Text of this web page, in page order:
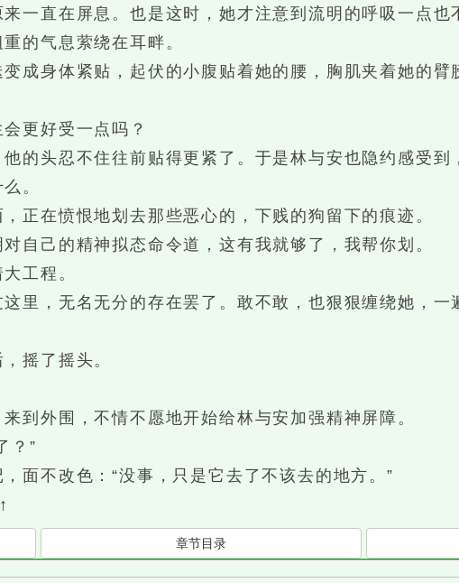
直在屏息。也是这时，她才注意到流明的呼吸一点也
的气息萦绕在耳畔。
身体紧贴，起伏的小腹贴着她的腰，胸肌夹着她的臂
更好受一点吗？
头忍不住往前贴得更紧了。于是林与安也隐约感受到
。
在愤恨地划去那些恶心的，下贱的狗留下的痕迹。
己的精神拟态命令道，这有我就够了，我帮你划。
工程。
，无名无分的存在罢了。敢不敢，也狠狠缠绕她，一
摇了摇头。
外围，不情不愿地开始给林与安加强精神屏障。
？”
不改色：“没事，只是它去了不该去的地方。”
章节目录